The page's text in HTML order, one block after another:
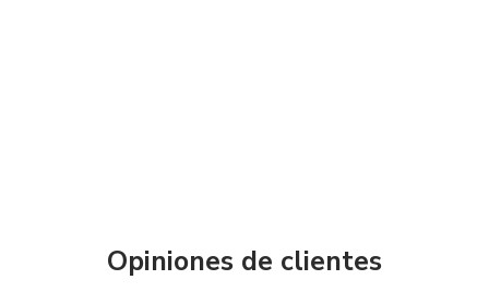
Opiniones de clientes